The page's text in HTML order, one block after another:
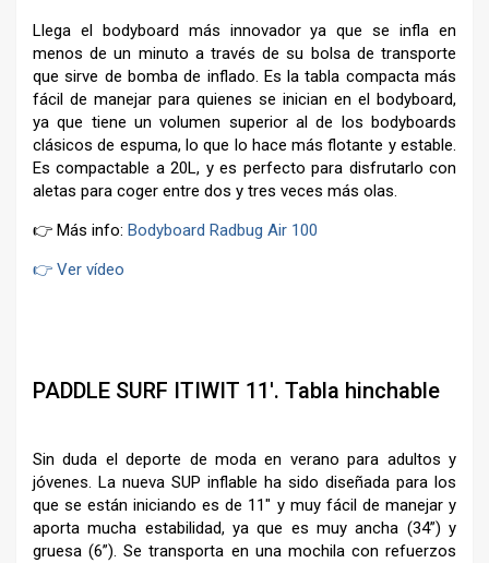
Llega el bodyboard más innovador ya que se infla en
menos de un minuto a través de su bolsa de transporte
que sirve de bomba de inflado. Es la tabla compacta más
fácil de manejar para quienes se inician en el bodyboard,
ya que tiene un volumen superior al de los bodyboards
clásicos de espuma, lo que lo hace más flotante y estable.
Es compactable a 20L, y es perfecto para disfrutarlo con
aletas para coger entre dos y tres veces más olas.
👉 Más info: Bodyboard Radbug Air 100
👉 Ver vídeo
PADDLE SURF ITIWIT 11′. Tabla hinchable
Sin duda el deporte de moda en verano para adultos y
jóvenes. La nueva SUP inflable ha sido diseñada para los
que se están iniciando es de 11″ y muy fácil de manejar y
aporta mucha estabilidad, ya que es muy ancha (34”) y
gruesa (6”). Se transporta en una mochila con refuerzos